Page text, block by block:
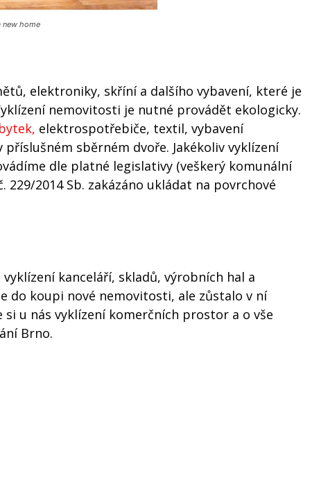
home
elektroniky, skříní a dalšího vybavení, které je
nemovitosti je nutné provádět ekologicky.
elektrospotřebiče, textil, vybavení
sběrném dvoře. Jakékoliv vyklízení
dle platné legislativy (veškerý komunální
2014 Sb. zakázáno ukládat na povrchové
kanceláří, skladů, výrobních hal a
do koupi nové nemovitosti, ale zůstalo v ní
u nás vyklízení komerčních prostor a o vše
Brno.